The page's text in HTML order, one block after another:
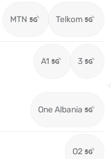
MTN Telkom
A1 3
One Albania
O2